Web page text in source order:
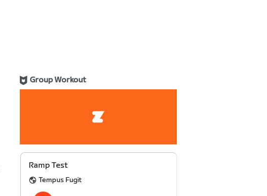
Group Workout
Ramp Test
Tempus Fugit